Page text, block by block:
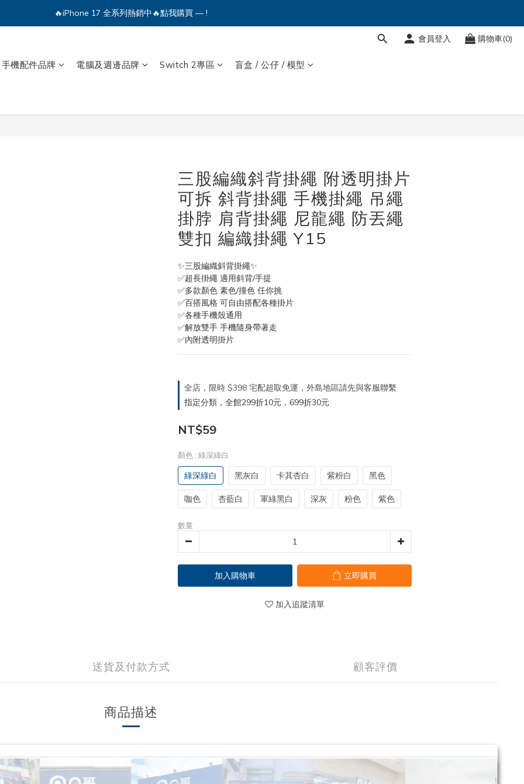
🔥iPhone 17 全系列熱銷中🔥點我購買 — !
💕加入Q哥 Line 新好友領優惠券！🎫
會員登入 購物車(0)
手機配件品牌 電腦及週邊品牌 Switch 2專區 盲盒 / 公仔 / 模型
三股編織斜背掛繩 附透明掛片
可拆 斜背掛繩 手機掛繩 吊繩
掛脖 肩背掛繩 尼龍繩 防丟繩
雙扣 編織掛繩 Y15
✨三股編織斜背掛繩✨
✅超長掛繩 適用斜背/手提
✅多款顏色 素色/撞色 任你挑
✅百搭風格 可自由搭配各種掛片
✅各種手機殼通用
✅解放雙手 手機隨身帶著走
✅內附透明掛片
全店，限時 $398 宅配超取免運，外島地區請先與客服聯繫
指定分類，全館299折10元，699折30元
NT$59
顏色 : 綠深綠白
綠深綠白 黑灰白 卡其杏白 紫粉白 黑色
咖色 杏藍白 軍綠黑白 深灰 粉色 紫色
數量
加入購物車 立即購買
加入追蹤清單
送貨及付款方式 顧客評價
商品描述